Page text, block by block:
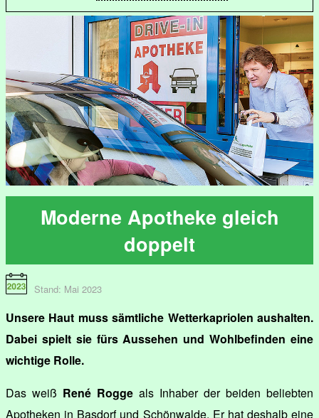
Moderne Apotheke gleich
doppelt
Stand: Mai 2023
Unsere Haut muss sämtliche Wetterkapriolen aushalten.
Dabei spielt sie fürs Aussehen und Wohlbefinden eine
wichtige Rolle.
Das weiß René Rogge als Inhaber der beiden beliebten
Apotheken in Basdorf und Schönwalde. Er hat deshalb eine